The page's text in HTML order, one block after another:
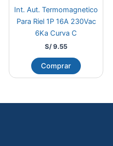
Int. Aut. Termomagnetico
Para Riel 1P 16A 230Vac
6Ka Curva C
S/9.55
Comprar